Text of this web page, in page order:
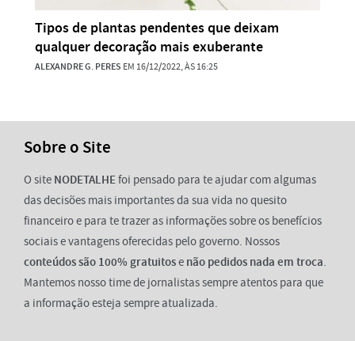
Tipos de plantas pendentes que deixam
qualquer decoração mais exuberante
ALEXANDRE G. PERES EM 16/12/2022, ÀS 16:25
Sobre o Site
O site NODETALHEfoi pensado para te ajudar com algumas
das decisões mais importantes da sua vida no quesito
financeiro e para te trazer as informações sobre os benefícios
sociais e vantagens oferecidas pelo governo. Nossos
conteúdos são 100% gratuitose não pedidos nada em troca.
Mantemos nosso time de jornalistas sempre atentos para que
a informação esteja sempre atualizada.